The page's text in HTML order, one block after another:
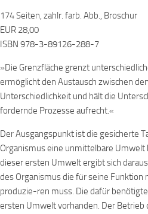
174 Seiten, zahlr. farb. Abb., Broschur
EUR 28,00
ISBN 978-3-89126-288-7
»Die Grenzfläche grenzt
ermöglicht den Austausch zwischen
Unterschiedlichkeit und hält die
fordernde Prozesse aufrecht.«
Der Ausgangspunkt ist die gesicherte
Organismus eine unmittelbare
dieser ersten Umwelt ergibt sich
des Organismus die für seine Funktion
produzie-ren muss. Die dafür
ersten Umwelt vorhanden. Der Betrieb